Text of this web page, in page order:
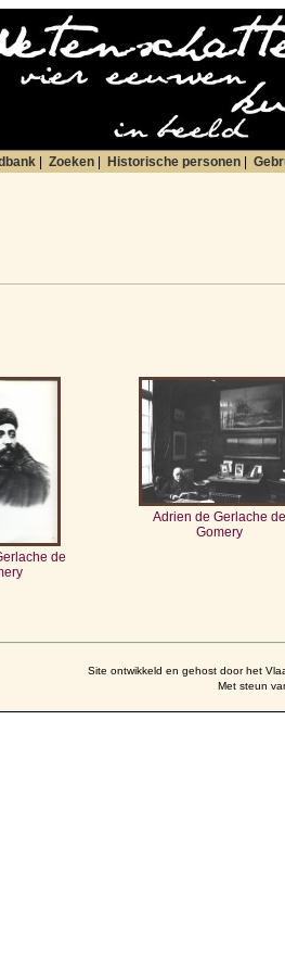
Zoeken Historische personen
de
Adrien de Gerlache de
Gomery
Site ontwikkeld en gehost door het
Met steun